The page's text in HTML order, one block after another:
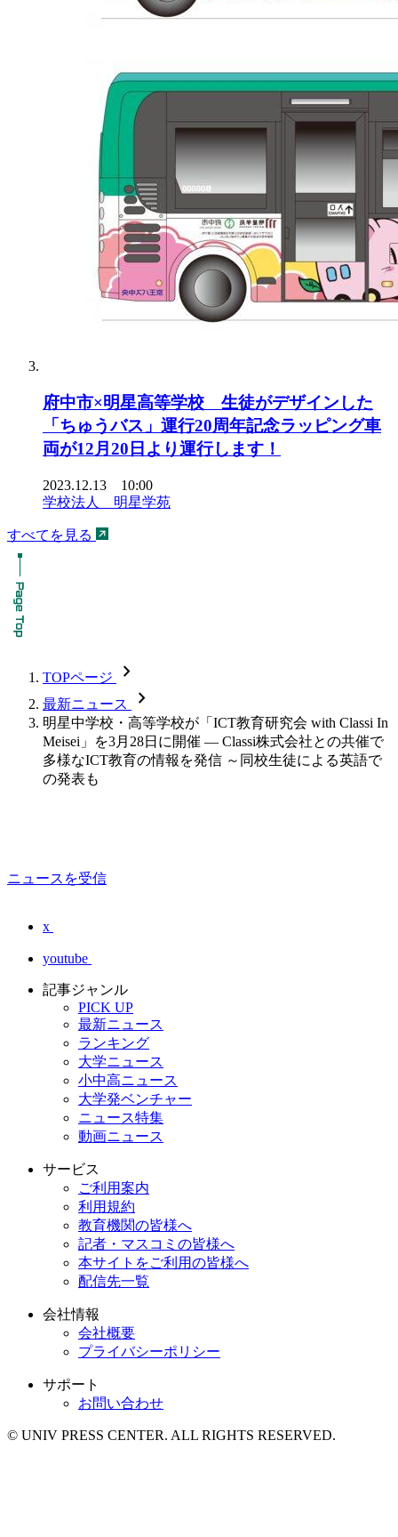
府中市×明星高等学校 生徒がデザインした
「ちゅうバス」運行20周年記念ラッピング車
両が12月20日より運行します！
2023.12.13 10:00
学校法人 明星学苑
すべてを見る
TOPページ chevron_forward
最新ニュース chevron_forward
明星中学校・高等学校が「ICT教育研究会 with Classi In
Meisei」を3月28日に開催 — Classi株式会社との共催で
多様なICT教育の情報を発信 ～同校生徒による英語で
の発表も
ニュースを受信
x
youtube
記事ジャンル
PICK UP
最新ニュース
ランキング
大学ニュース
小中高ニュース
大学発ベンチャー
ニュース特集
動画ニュース
サービス
ご利用案内
利用規約
教育機関の皆様へ
記者・マスコミの皆様へ
本サイトをご利用の皆様へ
配信先一覧
会社情報
会社概要
プライバシーポリシー
サポート
お問い合わせ
© UNIV PRESS CENTER. ALL RIGHTS RESERVED.